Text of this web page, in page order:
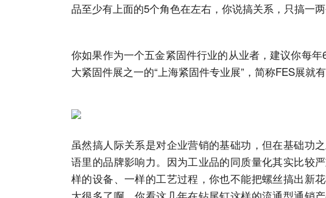
品至少有上面的5个角色在左右，你说搞关系，只搞一两
你如果作为一个五金紧固件行业的从业者，建议你每
大紧固件展之一的“上海紧固件专业展”，简称FES展就
虽然搞人际关系是对企业营销的基础功，但在基础功
语里的品牌影响力。因为工业品的同质量化其实比较
样的设备、一样的工艺过程，你也不能把螺丝搞出新